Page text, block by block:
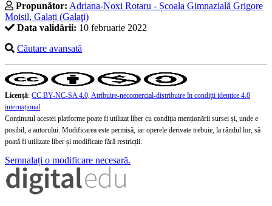
Propunător: Adriana-Noxi Rotaru - Școala Gimnazială Grigore
Moisil, Galați (Galaţi)
Data validării: 10 februarie 2022
Căutare avansată
Licență: CC BY-NC-SA 4.0, Atribuire-necomercial-distribuire în condiţii identice 4.0
internațional
Conținutul acestei platforme poate fi utilizat liber cu condiția menționării sursei și, unde e
posibil, a autorului. Modificarea este permisă, iar operele derivate trebuie, la rândul lor, să
poată fi utilizate liber și modificate fără restricții.
Semnalați o modificare necesară.